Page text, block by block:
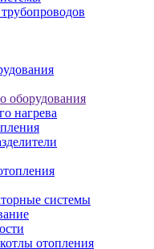
оборудования
нагрева
системы
отопления